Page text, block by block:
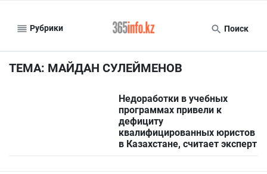
Рубрики Поиск
ТЕМА: МАЙДАН СУЛЕЙМЕНОВ
Недоработки в учебных
программах привели к
дефициту
квалифицированных юристов
в Казахстане, считает эксперт